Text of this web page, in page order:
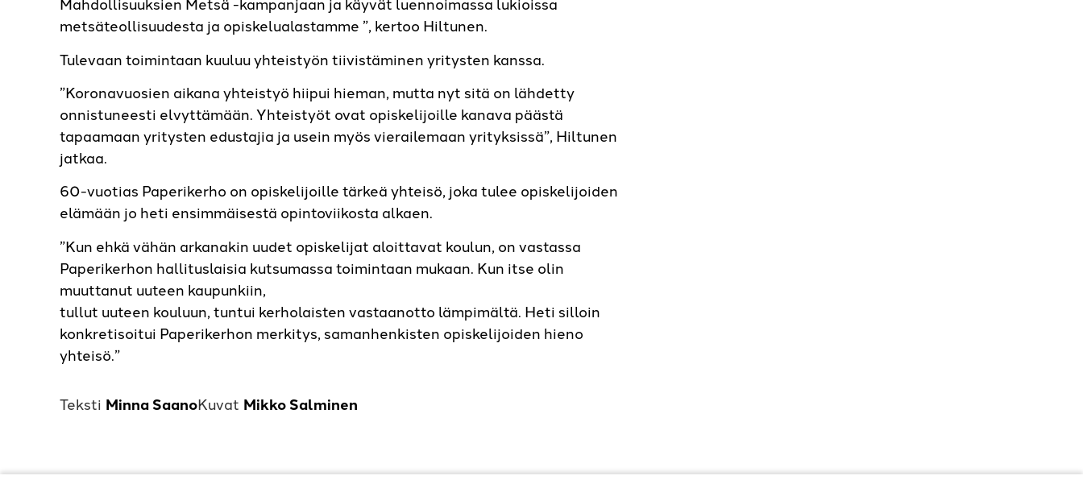
metsäteollisuudesta ja opiskelualastamme ”, kertoo Hiltunen.
Tulevaan toimintaan kuuluu yhteistyön tiivistäminen yritysten kanssa.
”Koronavuosien aikana yhteistyö hiipui hieman, mutta nyt sitä on lähdetty
onnistuneesti elvyttämään. Yhteistyöt ovat opiskelijoille kanava päästä
tapaamaan yritysten edustajia ja usein myös vierailemaan yrityksissä”, Hiltunen
jatkaa.
60-vuotias Paperikerho on opiskelijoille tärkeä yhteisö, joka tulee opiskelijoiden
elämään jo heti ensimmäisestä opintoviikosta alkaen.
”Kun ehkä vähän arkanakin uudet opiskelijat aloittavat koulun, on vastassa
Paperikerhon hallituslaisia kutsumassa toimintaan mukaan. Kun itse olin
muuttanut uuteen kaupunkiin,
tullut uuteen kouluun, tuntui kerholaisten vastaanotto lämpimältä. Heti silloin
konkretisoitui Paperikerhon merkitys, samanhenkisten opiskelijoiden hieno
yhteisö.”
Minna Saano Mikko Salminen